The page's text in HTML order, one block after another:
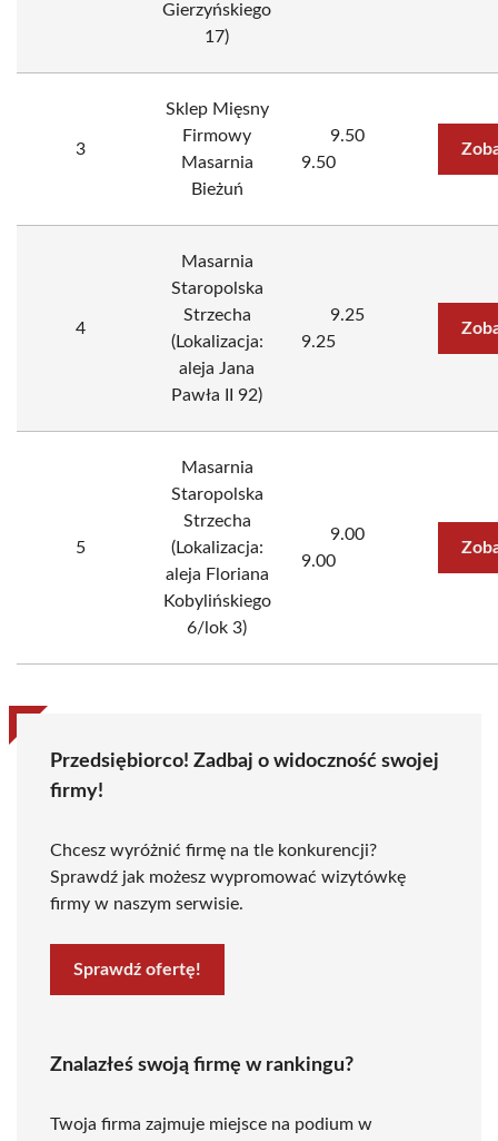
Gierzyńskiego
17)
3
Sklep Mięsny
Firmowy
Masarnia
Bieżuń
9.50
9.50
4
Masarnia
Staropolska
Strzecha
(Lokalizacja:
aleja Jana
Pawła II 92)
9.25
9.25
5
Masarnia
Staropolska
Strzecha
(Lokalizacja:
aleja Floriana
Kobylińskiego
6/lok 3)
9.00
9.00
Przedsiębiorco! Zadbaj o widoczność swojej
firmy!
Chcesz wyróżnić firmę na tle konkurencji?
Sprawdź jak możesz wypromować wizytówkę
firmy w naszym serwisie.
Sprawdź ofertę!
Znalazłeś swoją firmę w rankingu?
Twoja firma zajmuje miejsce na podium w